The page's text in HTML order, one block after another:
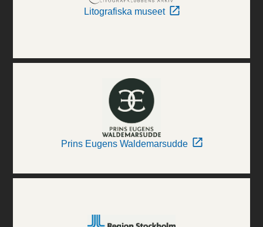
Litografiska museet
Prins Eugens Waldemarsudde